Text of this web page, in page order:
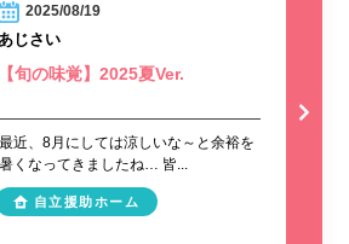
2025/08/19
じさい
【旬の味覚】2025夏Ver.
近、8月にしては涼しいな～と余裕を
くなってきましたね… 皆...
自立援助ホーム